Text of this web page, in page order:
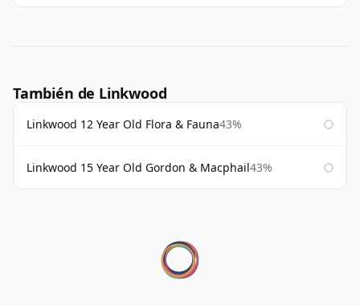
También de Linkwood
Linkwood 12 Year Old Flora & Fauna43%
Linkwood 15 Year Old Gordon & Macphail43%